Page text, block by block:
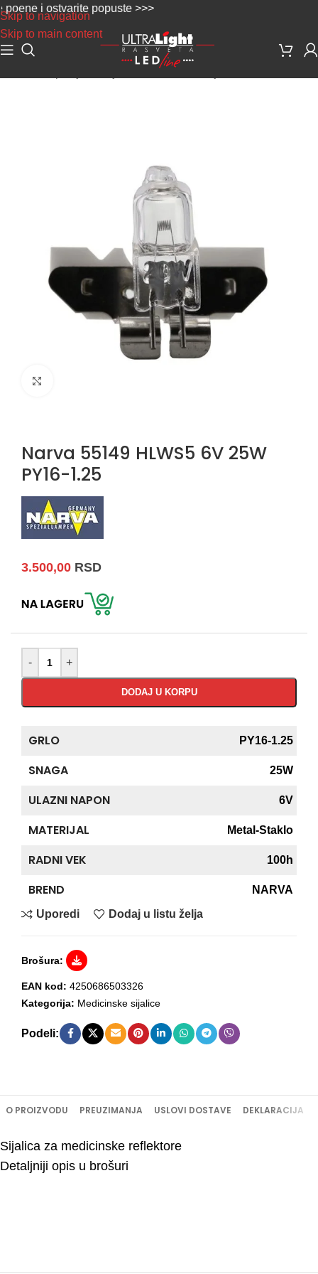
Skip to navigation
Skip to main content
i ostvarite popuste >>>
Narva 55149 HLWS5 6V 25W
PY16-1.25
3.500,00 RSD
- +
DODAJ U KORPU
GRLO PY16-1.25
SNAGA 25W
ULAZNI NAPON 6V
MATERIJAL Metal-Staklo
RADNI VEK 100h
BREND
NARVA
Uporedi
Dodaj u listu želja
Brošura:
EAN kod: 4250686503326
Kategorija: Medicinske sijalice
Podeli:
O PROIZVODU PREUZIMANJA USLOVI DOSTAVE DEKLARACIJA
Sijalica za medicinske reflektore
Detaljniji opis u brošuri